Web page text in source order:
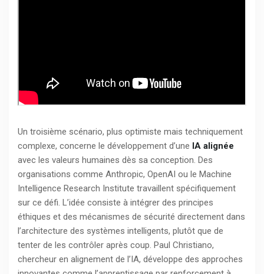
Un troisième scénario, plus optimiste mais techniquement
complexe, concerne le développement d’une IA alignée
avec les valeurs humaines dès sa conception. Des
organisations comme Anthropic, OpenAI ou le Machine
Intelligence Research Institute travaillent spécifiquement
sur ce défi. L’idée consiste à intégrer des principes
éthiques et des mécanismes de sécurité directement dans
l’architecture des systèmes intelligents, plutôt que de
tenter de les contrôler après coup. Paul Christiano,
chercheur en alignement de l’IA, développe des approches